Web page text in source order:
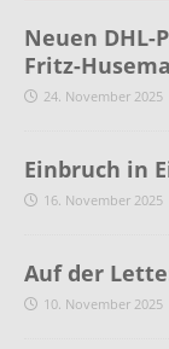
Neuen
Fritz-
24. November 2025
Einbruch in
16. November 2025
Auf der
10. November 2025